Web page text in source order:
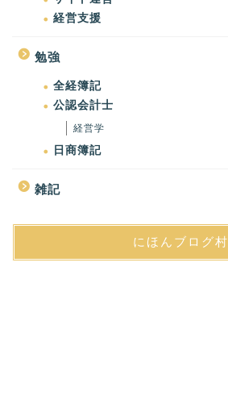
経営支援
勉強
全経簿記
公認会計士
経営学
日商簿記
雑記
にほんブログ村